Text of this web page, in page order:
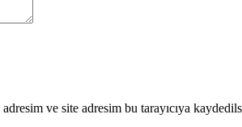
ve site adresim bu tarayıcıya